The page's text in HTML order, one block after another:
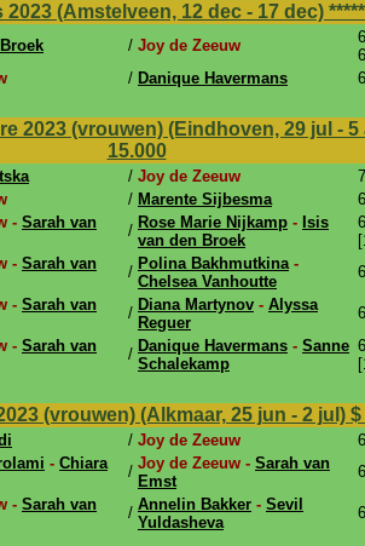
2023 (Amstelveen, 12 dec - 17 dec) *****
/ Joy de Zeeuw
/ Danique Havermans
2023 (vrouwen) (Eindhoven, 29 jul -
15.000
/ Joy de Zeeuw
/ Marente Sijbesma
- Sarah van
/ Rose Marie Nijkamp - Isis
van den Broek
- Sarah van
/ Polina Bakhmutkina-
Chelsea Vanhoutte
- Sarah van
/ Diana Martynov - Alyssa
Reguer
- Sarah van
/ Danique Havermans - Sanne
Schalekamp
(vrouwen) (Alkmaar, 25 jun - 2 jul) $
/ Joy de Zeeuw
- Chiara
/ Joy de Zeeuw - Sarah van
Emst
- Sarah van
/ Annelin Bakker - Sevil
Yuldasheva